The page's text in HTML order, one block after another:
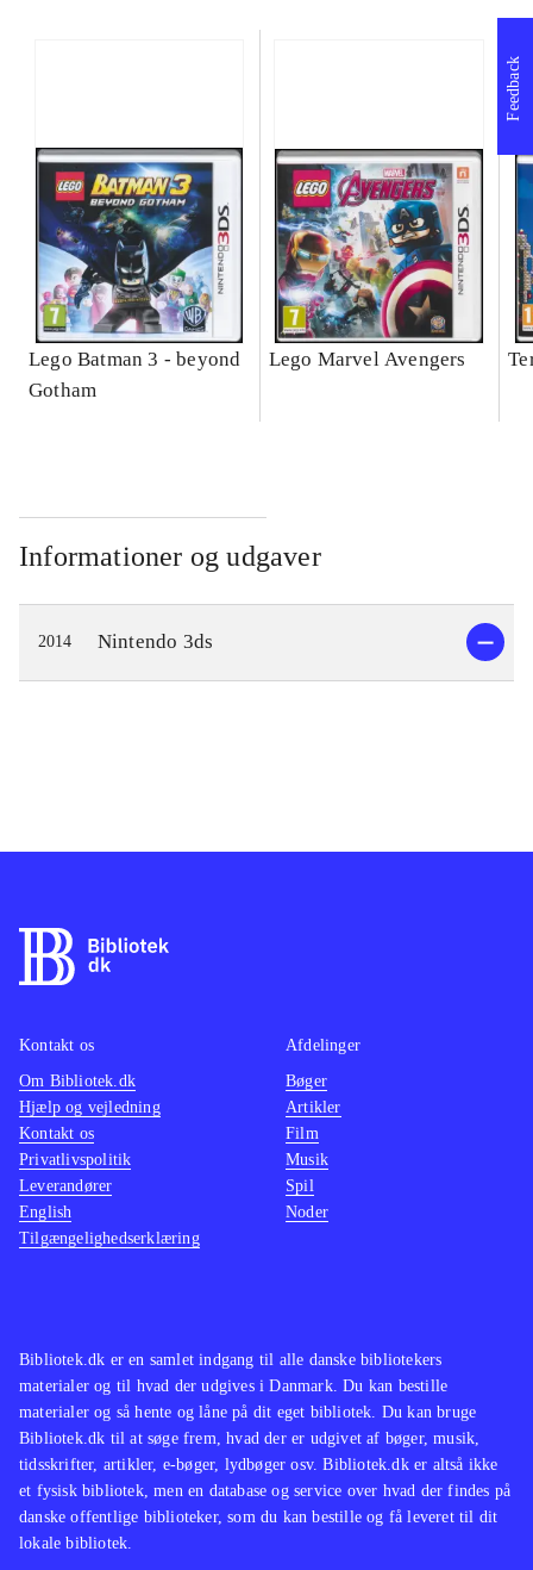
Lego Batman 3 - beyond
Gotham
Lego Marvel Avengers
Informationer og udgaver
2014 Nintendo 3ds
Feedback
Bibliotek.dk er en samlet indgang til alle danske bibliotekers
materialer og til hvad der udgives i Danmark. Du kan bestille
materialer og så hente og låne på dit eget bibliotek. Du kan bruge
Bibliotek.dk til at søge frem, hvad der er udgivet af bøger, musik,
tidsskrifter, artikler, e-bøger, lydbøger osv. Bibliotek.dk er altså ikke
et fysisk bibliotek, men en database og service over hvad der findes på
danske offentlige biblioteker, som du kan bestille og få leveret til dit
lokale bibliotek.
Kontakt os
Om Bibliotek.dk
Hjælp og vejledning
Kontakt os
Privatlivspolitik
Leverandører
English
Tilgængelighedserklæring
Afdelinger
Bøger
Artikler
Film
Musik
Spil
Noder